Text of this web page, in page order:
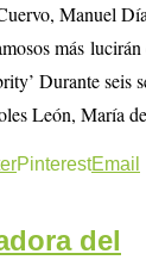
Manuel
más
Durante seis
León, María
PinterestEmail
del